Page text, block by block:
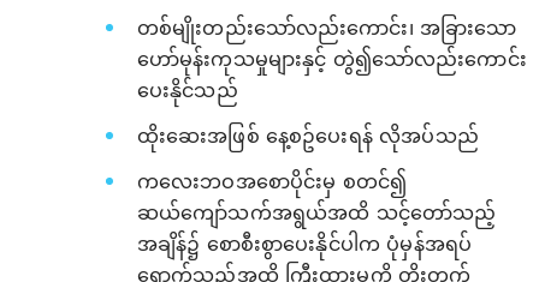
တစ်မျိုးတည်းသော်လည်းကောင်း၊ အခြားသော
ဟော်မုန်းကုသမှုများနှင့် တွဲ၍သော်လည်းကောင်း
ပေးနိုင်သည်
ထိုးဆေးအဖြစ် နေ့စဥ်ပေးရန် လိုအပ်သည်
ကလေးဘဝအစောပိုင်းမှ စတင်၍
ဆယ်ကျော်သက်အရွယ်အထိ သင့်တော်သည့်
အချိန်၌ စောစီးစွာပေးနိုင်ပါက ပုံမှန်အရပ်
ရောက်သည်အထိ ကြီးထွားမှုကို တိုးတက်